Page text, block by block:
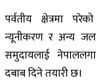
पर्वतीय क्षेत्रमा
न्यूनीकरण र अन्य
समुदायलाई
दबाब दिने तयारी छ।